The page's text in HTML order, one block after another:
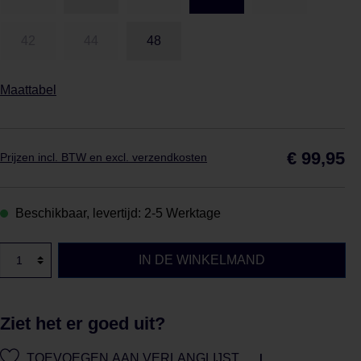
48
Maattabel
Prijzen incl. BTW en excl. verzendkosten € 99,95
Beschikbaar, levertijd: 2-5 Werktage
IN DE WINKELMAND
Ziet het er goed uit?
TOEVOEGEN AAN VERLANGLIJST